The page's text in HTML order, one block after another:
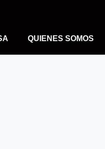
QUIENES SOMOS